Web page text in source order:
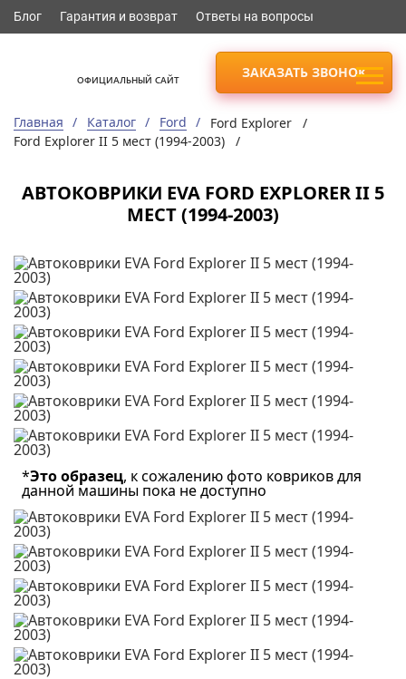
Блог Гарантия и возврат Ответы на вопросы
ОФИЦИАЛЬНЫЙ САЙТ ЗАКАЗАТЬ ЗВОНОК
Главная Каталог Ford
Ford Explorer /
Ford Explorer II 5 мест (1994-2003) /
АВТОКОВРИКИ EVA FORD EXPLORER II 5
МЕСТ (1994-2003)
*Это образец, к сожалению фото ковриков для
данной машины пока не доступно